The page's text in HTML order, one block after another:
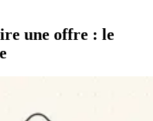
une offre : le